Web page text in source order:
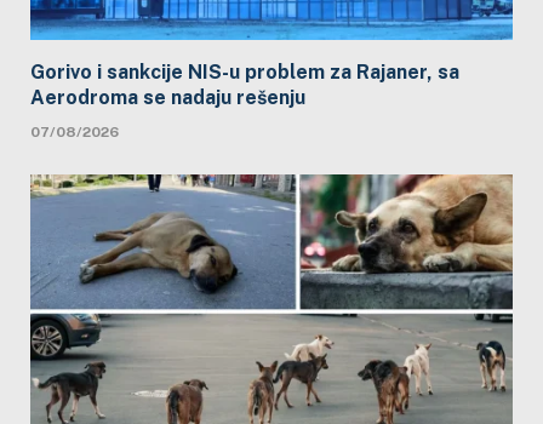
Gorivo i sankcije NIS-u problem za Rajaner, sa
Aerodroma se nadaju rešenju
07/08/2026